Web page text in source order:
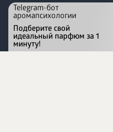
Перейти на сайт
Telegram-бот
аромапсихологии
Подберите свой
идеальный парфюм за 1
минуту!